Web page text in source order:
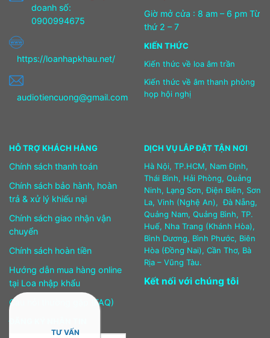
doanh số:
0900994675
https://loanhapkhau.net/
audiotiencuong@gmail.com
Giờ mở cửa : 8 am – 6 pm Từ
thứ 2 – 7
KIẾN THỨC
Kiến thức về loa âm trần
Kiến thức về âm thanh phòng
họp hội nghị
HỖ TRỢ KHÁCH HÀNG
Chính sách thanh toán
Chính sách bảo hành, hoàn
trả & xử lý khiếu nại
Chính sách giao nhận vận
chuyển
Chính sách hoàn tiền
Hướng dẫn mua hàng online
tại Loa nhập khẩu
Câu hỏi thường gặp (FAQ)
DỊCH VỤ LẮP ĐẶT TẬN NƠI
Hà Nội, TP.HCM, Nam Định,
Thái Bình, Hải Phòng, Quảng
Ninh, Lạng Sơn, Điện Biên, Sơn
La, Vinh (Nghệ An), Đà Nẵng,
Quảng Nam, Quảng Bình, TP.
Huế, Nha Trang (Khánh Hòa),
Bình Dương, Bình Phước, Biên
Hòa (Đồng Nai), Cần Thơ, Bà
Rịa – Vũng Tàu.
Kết nối với chúng tôi
TƯ VẤN